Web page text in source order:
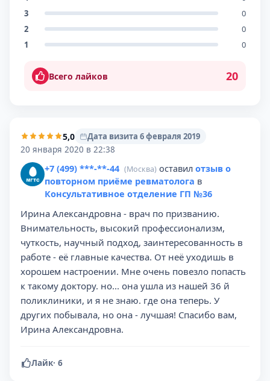
3
0
2
0
1
0
Всего лайков 20
5,0
Дата визита 6 февраля 2019
20 января 2020 в 22:38
+7 (499) ***-**-44 (Москва) оставил отзыв о
повторном приёме ревматолога в
Консультативное отделение ГП №36
Ирина Александровна - врач по призванию.
Внимательность, высокий профессионализм,
чуткость, научный подход, заинтересованность в
работе - её главные качества. От неё уходишь в
хорошем настроении. Мне очень повезло попасть
к такому доктору. но... она ушла из нашей 36 й
поликлиники, и я не знаю. где она теперь. У
других побывала, но она - лучшая! Спасибо вам,
Ирина Александровна.
Лайк· 6